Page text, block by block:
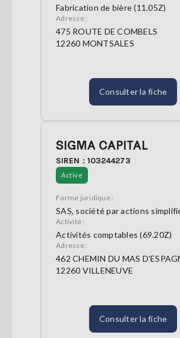
Fabrication de bière (11.05Z)
Adresse :
475 ROUTE DE COMBELS
12260 MONTSALES
Consulter la fiche
SIGMA CAPITAL
SIREN : 103244273
Active
Forme juridique :
SAS, société par actions
Activité :
Activités comptables (69.20Z)
Adresse :
462 CHEMIN DU MAS
12260 VILLENEUVE
Consulter la fiche